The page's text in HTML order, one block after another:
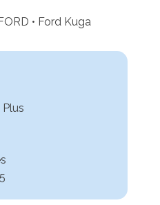
• Ford Kuga